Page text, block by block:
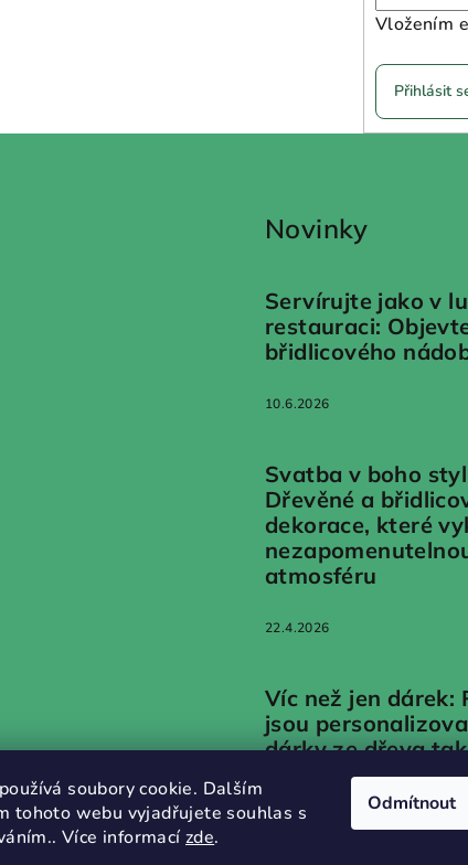
soubory cookie. Dalším
tohoto webu vyjadřujete souhlas s
Více informací zde.
Odmítnout
Vložením
Přihlásit
Novinky
Servírujte jako v
restauraci:
břidlicového
10.6.2026
Svatba v boho
Dřevěné a
dekorace, které
atmosféru
22.4.2026
Víc než jen dárek:
jsou
dárky ze dřeva tak
emotivní?
20.1.2026